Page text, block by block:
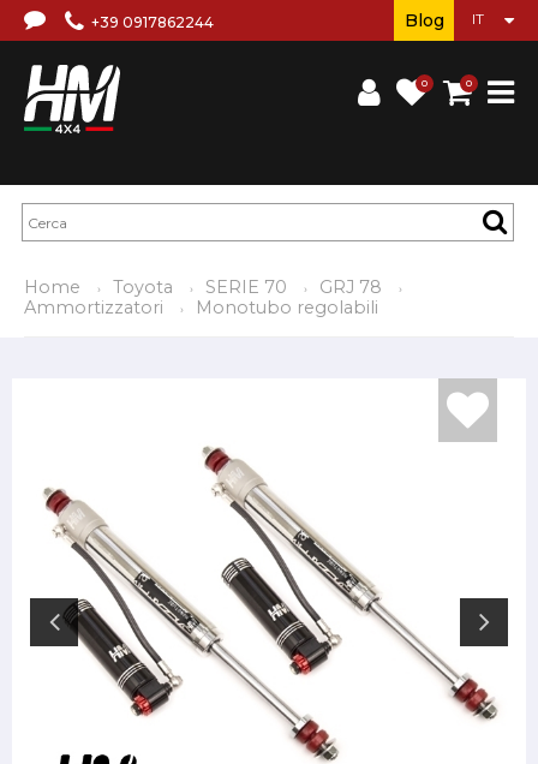
+39 0917862244
0 0
Blog
Home Toyota SERIE 70
GRJ 78
Ammortizzatori
Monotubo regolabili